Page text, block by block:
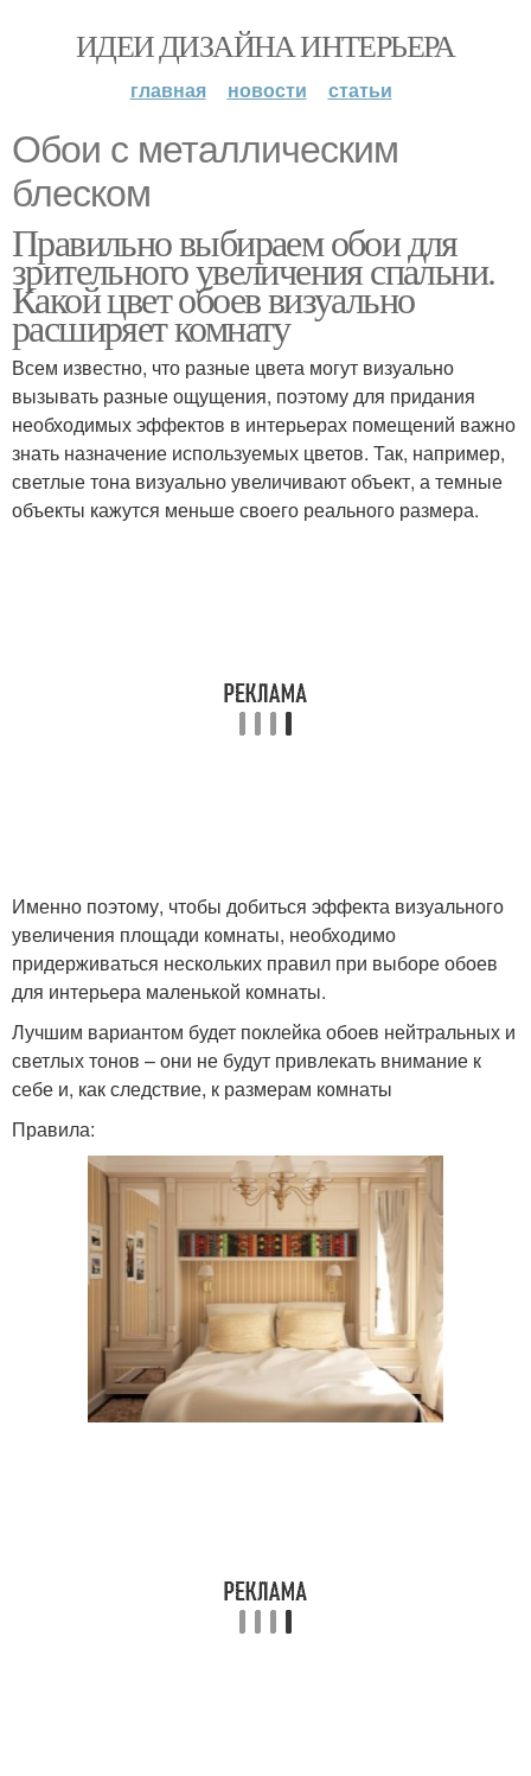
ИДЕИ ДИЗАЙНА ИНТЕРЬЕРА
главная новости статьи
Обои с металлическим
блеском
Правильно выбираем обои для
зрительного увеличения спальни.
Какой цвет обоев визуально
расширяет комнату
Всем известно, что разные цвета могут визуально
вызывать разные ощущения, поэтому для придания
необходимых эффектов в интерьерах помещений важно
знать назначение используемых цветов. Так, например,
светлые тона визуально увеличивают объект, а темные
объекты кажутся меньше своего реального размера.
Именно поэтому, чтобы добиться эффекта визуального
увеличения площади комнаты, необходимо
придерживаться нескольких правил при выборе обоев
для интерьера маленькой комнаты.
Лучшим вариантом будет поклейка обоев нейтральных и
светлых тонов – они не будут привлекать внимание к
себе и, как следствие, к размерам комнаты
Правила: